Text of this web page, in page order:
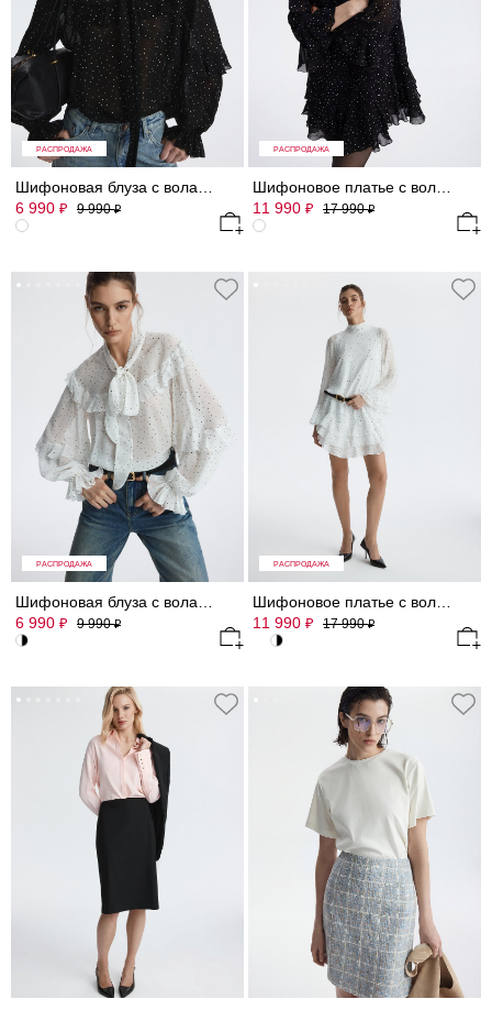
РАСПРОДАЖА
6 990 ₽ 9 990₽
РАСПРОДАЖА
11 990 ₽ 17 990₽
РАСПРОДАЖА
6 990 ₽ 9 990₽
РАСПРОДАЖА
11 990 ₽ 17 990₽